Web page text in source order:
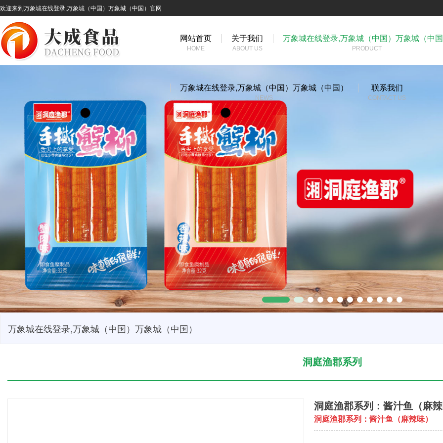
欢迎来到万象城在线登录,万象城（中国）万象城（中国）官网
网站首页
HOME
关于我们
ABOUT US
万象城在线登录,万象城（中国）万象城（中
PRODUCT
万象城在线登录,万象城（中国）万象城（中国）
NEWS
联系我们
CONTACT US
万象城在线登录,万象城（中国）万象城（中国）
洞庭渔郡系列
洞庭渔郡系列：酱汁鱼（麻
洞庭渔郡系列：酱汁鱼（麻辣味）